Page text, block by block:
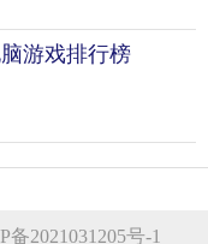
游戏排行榜
备2021031205号-1